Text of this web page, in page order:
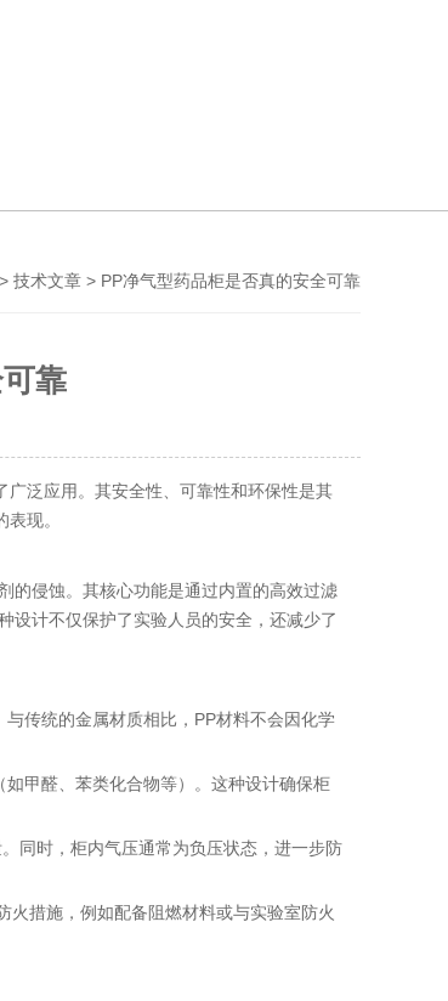
> 技术文章 > PP净气型药品柜是否真的安全可靠
靠
泛应用。其安全性、可靠性和环保性是其
现。
的侵蚀。其核心功能是通过内置的高效过滤
设计不仅保护了实验人员的安全，还减少了
传统的金属材质相比，PP材料不会因化学
甲醛、苯类化合物等）。这种设计确保柜
同时，柜内气压通常为负压状态，进一步防
火措施，例如配备阻燃材料或与实验室防火